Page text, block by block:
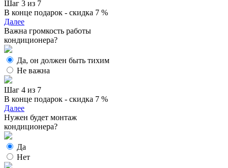
Шаг 3 из 7
В конце подарок - скидка 7 %
Далее
Важна громкость работы
кондиционера?
Да, он должен быть тихим
Не важна
Шаг 4 из 7
В конце подарок - скидка 7 %
Далее
Нужен будет монтаж
кондиционера?
Да
Нет